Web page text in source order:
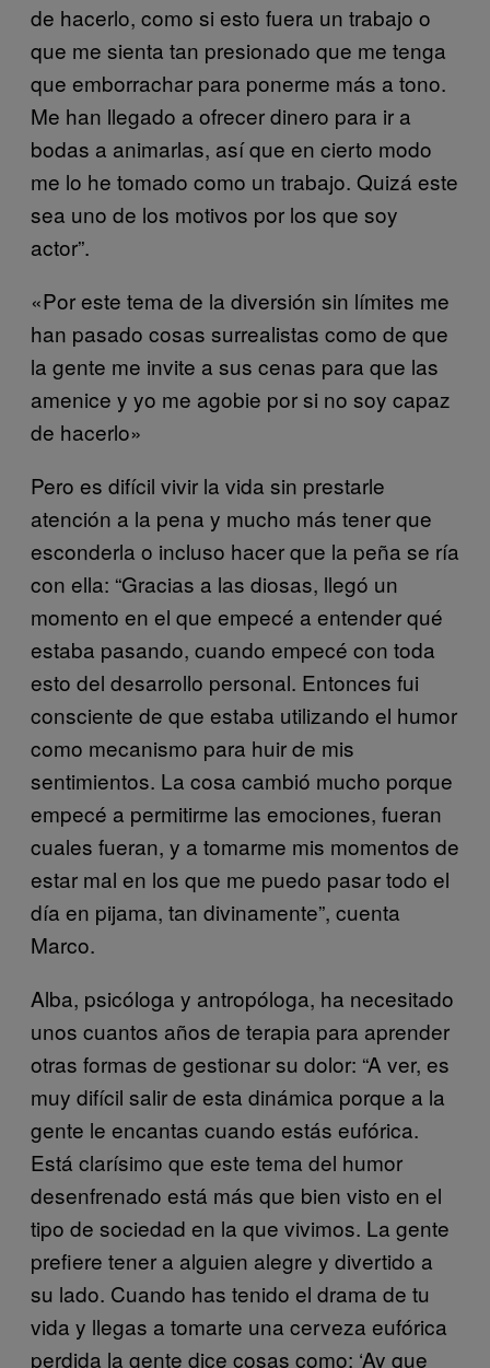
de hacerlo, como si esto fuera un trabajo o
que me sienta tan presionado que me tenga
que emborrachar para ponerme más a tono.
Me han llegado a ofrecer dinero para ir a
bodas a animarlas, así que en cierto modo
me lo he tomado como un trabajo. Quizá este
sea uno de los motivos por los que soy
actor”.
«Por este tema de la diversión sin límites me
han pasado cosas surrealistas como de que
la gente me invite a sus cenas para que las
amenice y yo me agobie por si no soy capaz
de hacerlo»
Pero es difícil vivir la vida sin prestarle
atención a la pena y mucho más tener que
esconderla o incluso hacer que la peña se ría
con ella: “Gracias a las diosas, llegó un
momento en el que empecé a entender qué
estaba pasando, cuando empecé con toda
esto del desarrollo personal. Entonces fui
consciente de que estaba utilizando el humor
como mecanismo para huir de mis
sentimientos. La cosa cambió mucho porque
empecé a permitirme las emociones, fueran
cuales fueran, y a tomarme mis momentos de
estar mal en los que me puedo pasar todo el
día en pijama, tan divinamente”, cuenta
Marco.
Alba, psicóloga y antropóloga, ha necesitado
unos cuantos años de terapia para aprender
otras formas de gestionar su dolor: “A ver, es
muy difícil salir de esta dinámica porque a la
gente le encantas cuando estás eufórica.
Está clarísimo que este tema del humor
desenfrenado está más que bien visto en el
tipo de sociedad en la que vivimos. La gente
prefiere tener a alguien alegre y divertido a
su lado. Cuando has tenido el drama de tu
vida y llegas a tomarte una cerveza eufórica
perdida la gente dice cosas como: ‘Ay que